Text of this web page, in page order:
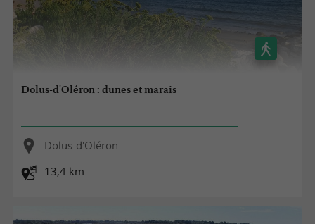
Dolus-d'Oléron : dunes et marais
Dolus-d'Oléron
13,4 km